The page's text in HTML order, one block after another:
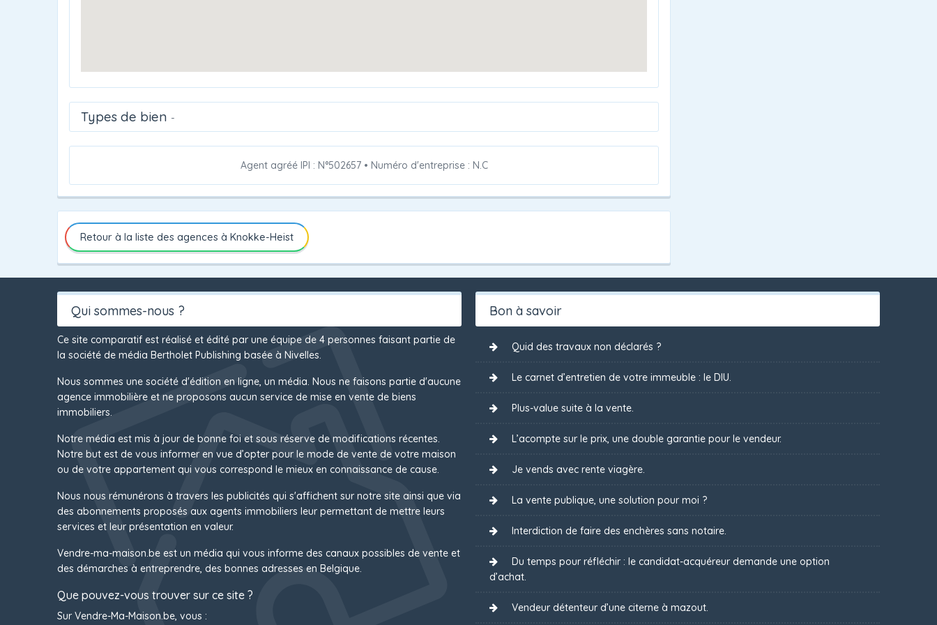
Types de bien -
Agent agréé IPI : N°502657• Numéro d'entreprise : N.C
Retour à la liste des agences à Knokke-Heist
Qui sommes-nous ?
Ce site comparatif est réalisé et édité par une équipe de 4 personnes faisant partie de
la société de média Bertholet Publishing basée à Nivelles.
Nous sommes une société d'édition en ligne, un média. Nous ne faisons partie d'aucune
agence immobilière et ne proposons aucun service de mise en vente de biens
immobiliers.
Notre média est mis à jour de bonne foi et sous réserve de modifications récentes.
Notre but est de vous informer en vue d’opter pour le mode de vente de votre maison
ou de votre appartement qui vous correspond le mieux en connaissance de cause.
Nous nous rémunérons à travers les publicités qui s'affichent sur notre site ainsi que via
des abonnements proposés aux agents immobiliers leur permettant de mettre leurs
services et leur présentation en valeur.
Vendre-ma-maison.be est un média qui vous informe des canaux possibles de vente et
des démarches à entreprendre, des bonnes adresses en Belgique.
Que pouvez-vous trouver sur ce site ?
Sur Vendre-Ma-Maison.be, vous :
Bon à savoir
Quid des travaux non déclarés ?
Le carnet d’entretien de votre immeuble : le DIU.
Plus-value suite à la vente.
L’acompte sur le prix, une double garantie pour le vendeur.
Je vends avec rente viagère.
La vente publique, une solution pour moi ?
Interdiction de faire des enchères sans notaire.
Du temps pour réfléchir : le candidat-acquéreur demande une option
d’achat.
Vendeur détenteur d’une citerne à mazout.